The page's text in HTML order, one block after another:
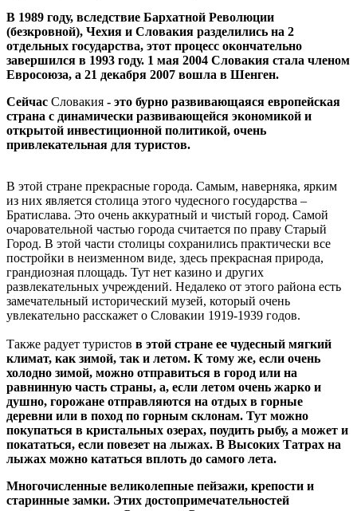
В 1989 году, вследствие Бархатной Революции
(безкровной), Чехия и Словакия разделились на 2
отдельных государства, этот процесс окончательно
завершился в 1993 году. 1 мая 2004 Словакия стала членом
Евросоюза, а 21 декабря 2007 вошла в Шенген.
Сейчас Словакия - это бурно развивающаяся европейская
страна с динамически развивающейся экономикой и
открытой инвестиционной политикой, очень
привлекательная для туристов.
В этой стране прекрасные города. Самым, наверняка, ярким
из них является столица этого чудесного государства –
Братислава. Это очень аккуратный и чистый город. Самой
очаровательной частью города считается по праву Старый
Город. В этой части столицы сохранились практически все
постройки в неизменном виде, здесь прекрасная природа,
грандиозная площадь. Тут нет казино и других
развлекательных учреждений. Недалеко от этого района есть
замечательный исторический музей, который очень
увлекательно расскажет о Словакии 1919-1939 годов.
Также радует туристов в этой стране ее чудесный мягкий
климат, как зимой, так и летом. К тому же, если очень
холодно зимой, можно отправиться в город или на
равнинную часть страны, а, если летом очень жарко и
душно, горожане отправляются на отдых в горные
деревни или в поход по горным склонам. Тут можно
покупаться в кристальных озерах, поудить рыбу, а может и
покататься, если повезет на лыжах. В Высоких Татрах на
лыжах можно кататься вплоть до самого лета.
Многочисленные великолепные пейзажи, крепости и
старинные замки. Этих достопримечательностей